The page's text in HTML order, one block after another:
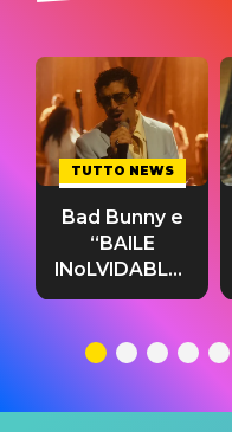
TUTTO NEWS
Bad Bunny e
“BAILE
INoLVIDABLE”:
testo,
significato